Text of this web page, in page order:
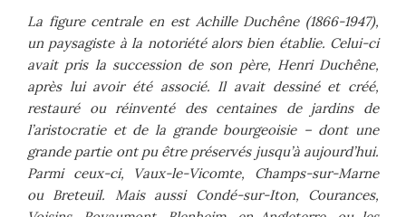
La figure centrale en est Achille Duchêne (1866-1947),
un paysagiste à la notoriété alors bien établie. Celui-ci
avait pris la succession de son père, Henri Duchêne,
après lui avoir été associé. Il avait dessiné et créé,
restauré ou réinventé des centaines de jardins de
l’aristocratie et de la grande bourgeoisie – dont une
grande partie ont pu être préservés jusqu’à aujourd’hui.
Parmi ceux-ci, Vaux-le-Vicomte, Champs-sur-Marne
ou Breteuil. Mais aussi Condé-sur-Iton, Courances,